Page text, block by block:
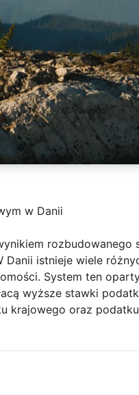
w Danii
rozbudowanego
istnieje wiele
System ten
wyższe stawki
krajowego oraz